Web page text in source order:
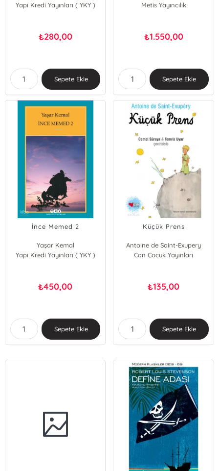
Yapı Kredi Yayınları ( YKY )
₺280,00
Sepete Ekle
Metis Yayıncılık
₺1.550,00
Sepete Ekle
İnce Memed 2
Yaşar Kemal
Yapı Kredi Yayınları ( YKY )
₺450,00
Sepete Ekle
Küçük Prens
Antoine de Saint-Exupery
Can Çocuk Yayınları
₺135,00
Sepete Ekle